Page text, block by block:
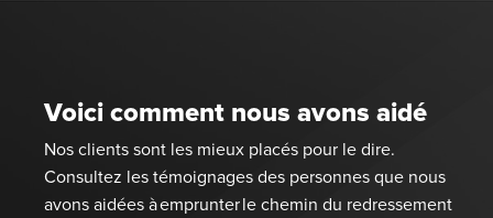
Voici comment nous avons aidé
Nos clients sont les mieux placés pour le dire.
Consultez les témoignages des personnes que nous
avons aidées à emprunter le chemin du redressement